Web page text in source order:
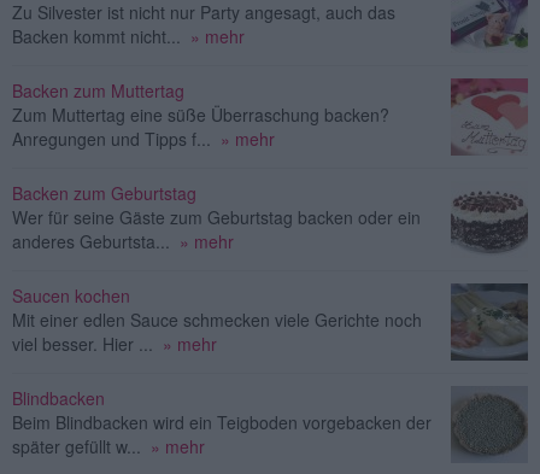
Zu Silvester ist nicht nur Party angesagt, auch das
Backen kommt nicht...
» mehr
Backen zum Muttertag
Zum Muttertag eine süße Überraschung backen?
Anregungen und Tipps f...
» mehr
Backen zum Geburtstag
Wer für seine Gäste zum Geburtstag backen oder ein
anderes Geburtsta...
» mehr
Saucen kochen
Mit einer edlen Sauce schmecken viele Gerichte noch
viel besser. Hier ...
» mehr
Blindbacken
Beim Blindbacken wird ein Teigboden vorgebacken der
später gefüllt w...
» mehr